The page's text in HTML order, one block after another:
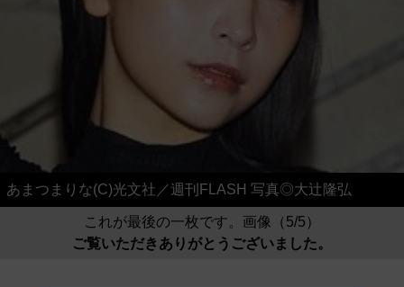
あまつまりな(C)光文社／週刊FLASH 写真◎大辻隆弘
これが最後の一枚です。画像（5/5）
ご覧いただきありがとうございました。